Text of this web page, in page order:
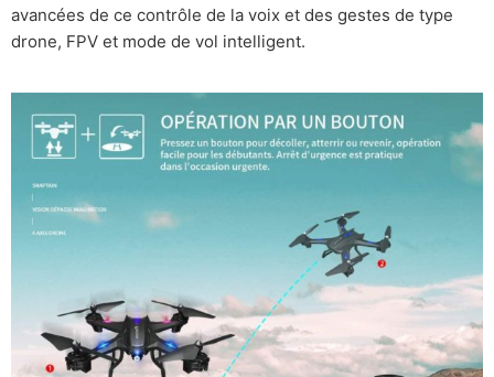
avancées de ce contrôle de la voix et des gestes de type
drone, FPV et mode de vol intelligent.